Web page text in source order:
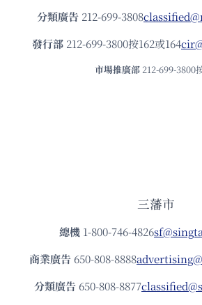
分類廣告 212-699-3808
發⾏部 212-699-3800按162或164
市場推廣部 212-699-3800
三藩市
總機 1-800-746-4826
商業廣告 650-808-8888
分類廣告 650-808-8877